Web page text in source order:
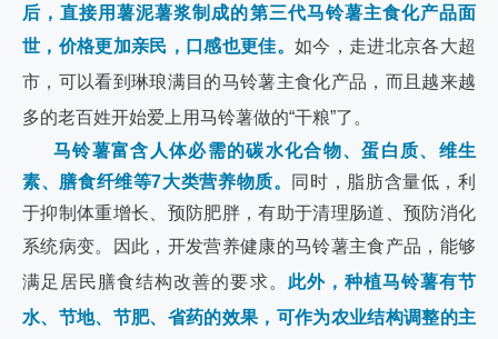
后，直接用薯泥薯浆制成的第三代马铃薯主食化产品面
世，价格更加亲民，口感也更佳。 如今，走进北京各大超
市，可以看到琳琅满目的马铃薯主食化产品，而且越来越
多的老百姓开始爱上用马铃薯做的“干粮”了。
马铃薯富含人体必需的碳水化合物、蛋白质、维生
素、膳食纤维等7大类营养物质。 同时，脂肪含量低，利
于抑制体重增长、预防肥胖，有助于清理肠道、预防消化
系统病变。
因此，开发营养健康的马铃薯主食产品，能够
满足居民膳食结构改善的要求。 此外，种植马铃薯有节
水、节地、节肥、省药的效果，可作为农业结构调整的主